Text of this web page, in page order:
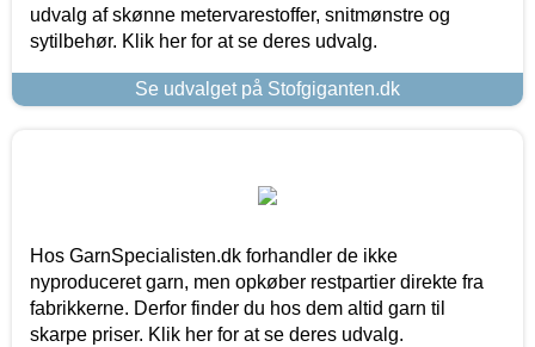
udvalg af skønne metervarestoffer, snitmønstre og
sytilbehør. Klik her for at se deres udvalg.
Se udvalget på Stofgiganten.dk
Hos GarnSpecialisten.dk forhandler de ikke
nyproduceret garn, men opkøber restpartier direkte fra
fabrikkerne. Derfor finder du hos dem altid garn til
skarpe priser. Klik her for at se deres udvalg.